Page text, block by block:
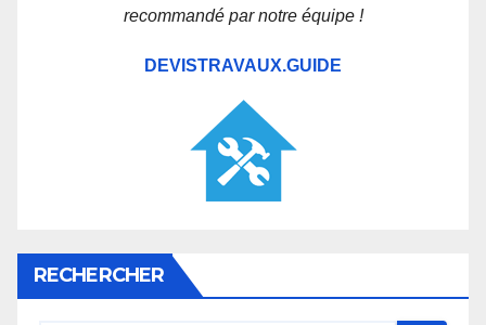
recommandé par notre équipe !
DEVISTRAVAUX.GUIDE
RECHERCHER